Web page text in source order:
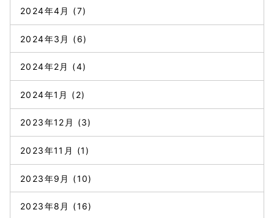
2024年4月 (7)
2024年3月 (6)
2024年2月 (4)
2024年1月 (2)
2023年12月 (3)
2023年11月 (1)
2023年9月 (10)
2023年8月 (16)